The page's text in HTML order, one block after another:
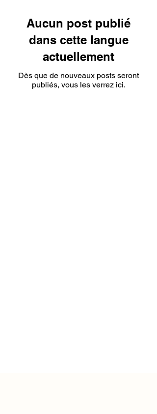
Aucun post publié
dans cette langue
actuellement
Dès que de nouveaux posts seront
publiés, vous les verrez ici.